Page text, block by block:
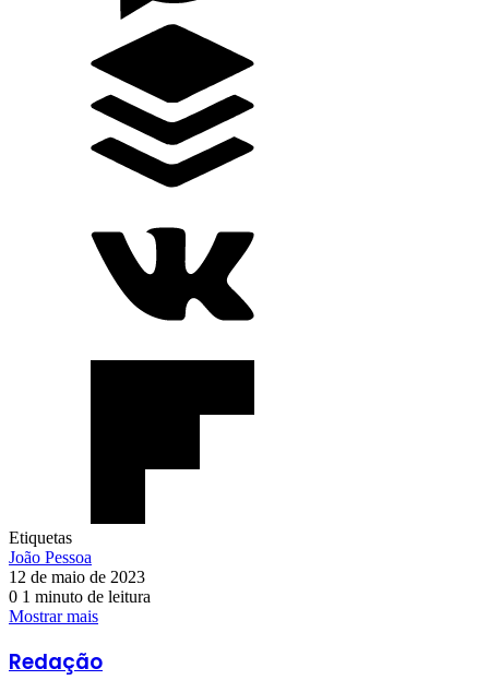
Etiquetas
João Pessoa
12 de maio de 2023
0 1 minuto de leitura
Mostrar mais
Redação